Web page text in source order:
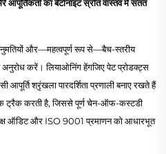
का बेंटोनाइट स्रोत वास्तव में सतत
और—महत्वपूर्ण रूप से—बैच-स्तरीय
अनुरोध करें। लियाओनिंग हेंगजिए पेट प्रोडक्ट्स
श्रृंखला पारदर्शिता प्रणाली बनाए रखते हैं
ट्रैक करती है, जिससे पूर्ण चेन-ऑफ-कस्टडी
ऑडिट और ISO 9001 प्रमाणन को आधारभूत